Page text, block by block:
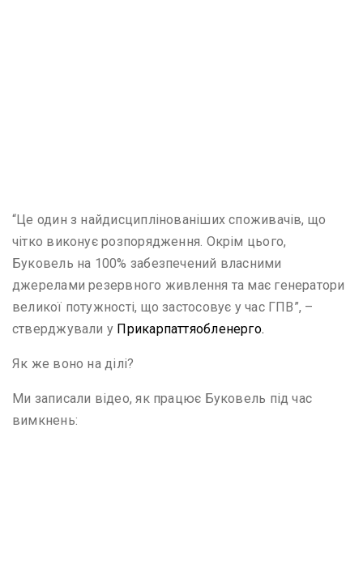
“Це один з найдисциплінованіших споживачів, що
чітко виконує розпорядження. Окрім цього,
Буковель на 100% забезпечений власними
джерелами резервного живлення та має генератори
великої потужності, що застосовує у час ГПВ”, –
стверджували у Прикарпаттяобленерго.
Як же воно на ділі?
Ми записали відео, як працює Буковель під час
вимкнень: